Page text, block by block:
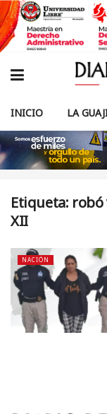
INICIO LA
Etiqueta: robó
XII
NACIÓN